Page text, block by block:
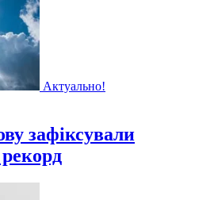
Актуально!
зафіксували